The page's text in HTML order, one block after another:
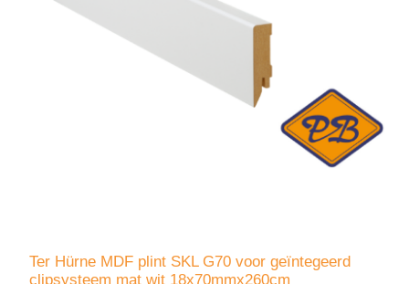
Ter Hürne MDF plint SKL G70 voor geïntegeerd
clipsysteem mat wit 18x70mmx260cm